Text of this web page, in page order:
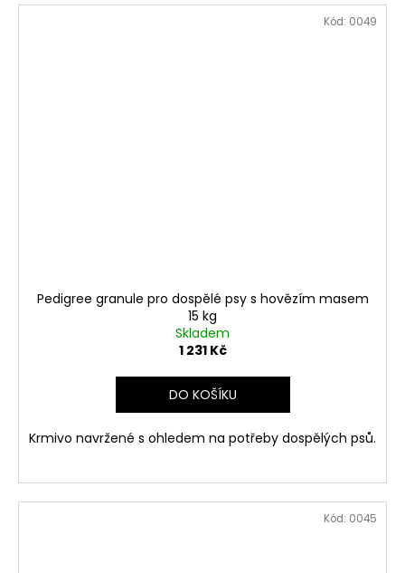
Pedigree granule pro dospělé psy s hovězím masem
15 kg
Skladem
1 231 Kč
DO KOŠÍKU
Krmivo navržené s ohledem na potřeby dospělých psů.
Kód: 0049
Kód: 0045